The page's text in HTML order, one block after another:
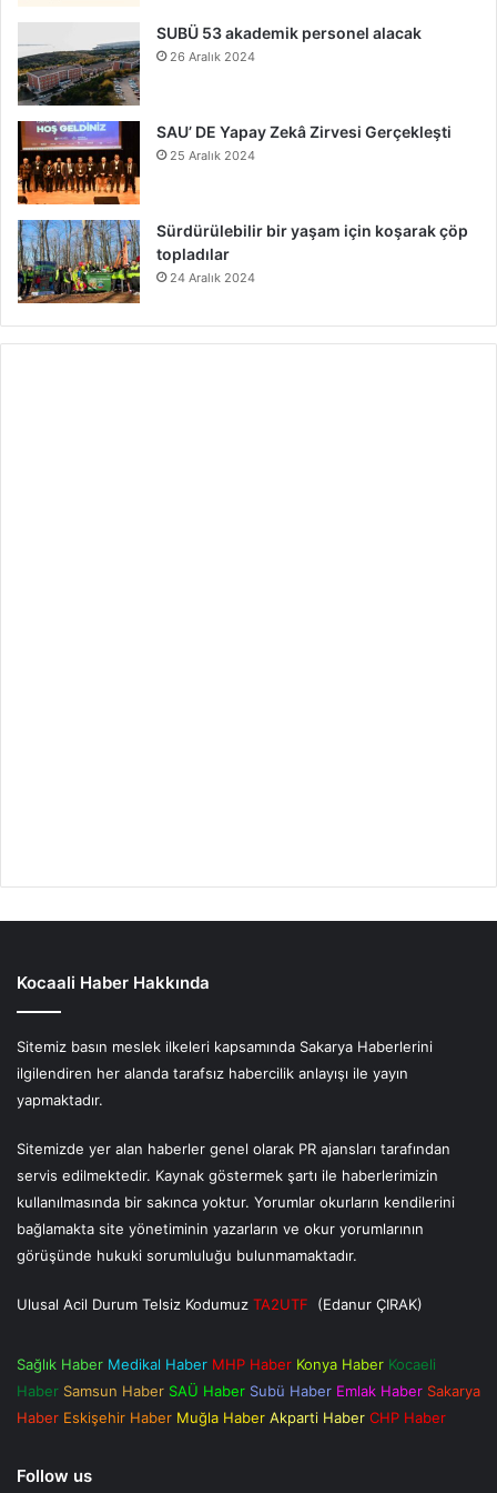
SUBÜ 53 akademik personel alacak
26 Aralık 2024
SAU’ DE Yapay Zekâ Zirvesi Gerçekleşti
25 Aralık 2024
Sürdürülebilir bir yaşam için koşarak çöp
topladılar
24 Aralık 2024
Kocaali Haber Hakkında
Sitemiz basın meslek ilkeleri kapsamında Sakarya Haberlerini
ilgilendiren her alanda tarafsız habercilik anlayışı ile yayın
yapmaktadır.
Sitemizde yer alan haberler genel olarak PR ajansları tarafından
servis edilmektedir. Kaynak göstermek şartı ile haberlerimizin
kullanılmasında bir sakınca yoktur. Yorumlar okurların kendilerini
bağlamakta site yönetiminin yazarların ve okur yorumlarının
görüşünde hukuki sorumluluğu bulunmamaktadır.
Ulusal Acil Durum Telsiz Kodumuz TA2UTF (Edanur ÇIRAK)
Sağlık Haber Medikal Haber MHP Haber Konya Haber Kocaeli
Haber Samsun Haber SAÜ Haber Subü Haber Emlak Haber Sakarya
Haber Eskişehir Haber Muğla Haber Akparti Haber CHP Haber
Follow us